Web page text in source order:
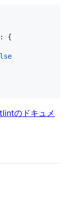
: {
のドキュメ